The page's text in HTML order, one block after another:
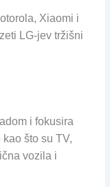
Xiaomi i
LG-jev tržišni
i fokusira
što su TV,
vozila i